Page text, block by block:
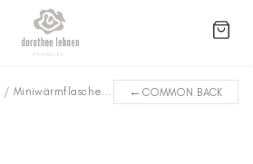
/ Miniwärmflaschen Herz WFXS-5603
←COMMON.BACK